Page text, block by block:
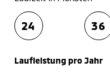
24 36
Laufleistung pro Jahr